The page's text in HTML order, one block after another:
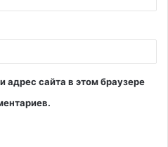
адрес сайта в этом браузере